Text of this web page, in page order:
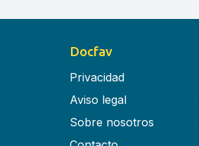
Docfav
Privacidad
Aviso legal
Sobre nosotros